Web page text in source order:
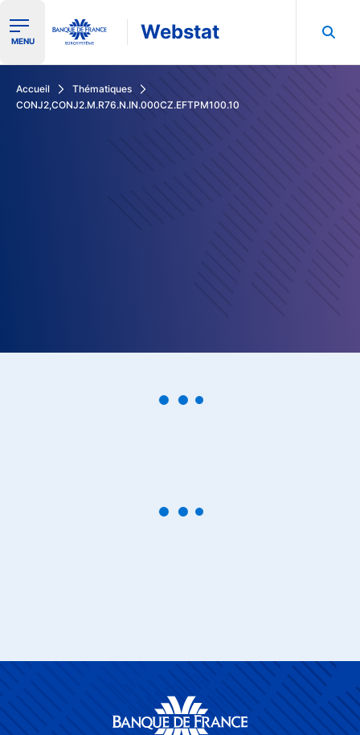
Ouvrir le menu de navigation
MENU Webstat
Accueil
Thématiques
CONJ2,CONJ2.M.R76.N.IN.000CZ.EFTPM100.10